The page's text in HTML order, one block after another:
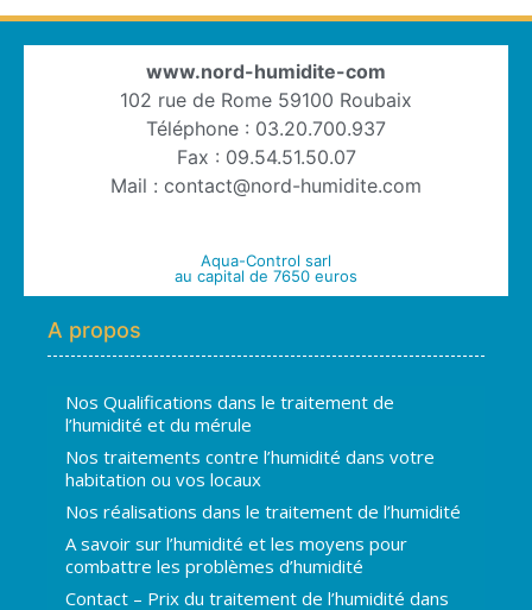
www.nord-humidite-com
102 rue de Rome 59100 Roubaix
Téléphone : 03.20.700.937
Fax : 09.54.51.50.07
Mail : contact@nord-humidite.com
Aqua-Control sarl
au capital de 7650 euros
A propos
Nos Qualifications dans le traitement de
l’humidité et du mérule
Nos traitements contre l’humidité dans votre
habitation ou vos locaux
Nos réalisations dans le traitement de l’humidité
A savoir sur l’humidité et les moyens pour
combattre les problèmes d’humidité
Contact – Prix du traitement de l’humidité dans